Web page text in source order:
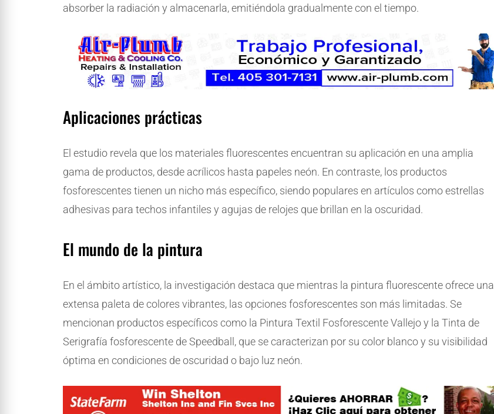
absorber la radiación y almacenarla, emitiéndola gradualmente con el tiempo.
Aplicaciones prácticas
El estudio revela que los materiales fluorescentes encuentran su aplicación en una amplia
gama de productos, desde acrílicos hasta papeles neón. En contraste, los productos
fosforescentes tienen un nicho más específico, siendo populares en artículos como estrellas
adhesivas para techos infantiles y agujas de relojes que brillan en la oscuridad.
El mundo de la pintura
En el ámbito artístico, la investigación destaca que mientras la pintura fluorescente ofrece una
extensa paleta de colores vibrantes, las opciones fosforescentes son más limitadas. Se
mencionan productos específicos como la Pintura Textil Fosforescente Vallejo y la Tinta de
Serigrafía fosforescente de Speedball, que se caracterizan por su color blanco y su visibilidad
óptima en condiciones de oscuridad o bajo luz neón.